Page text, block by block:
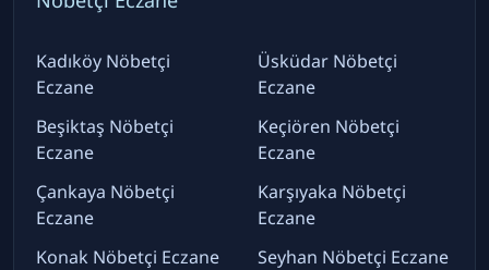
Kadıköy Nöbetçi
Eczane
Beşiktaş Nöbetçi
Eczane
Çankaya Nöbetçi
Eczane
Konak Nöbetçi Eczane
Üsküdar Nöbetçi
Eczane
Keçiören Nöbetçi
Eczane
Karşıyaka Nöbetçi
Eczane
Seyhan Nöbetçi Eczane